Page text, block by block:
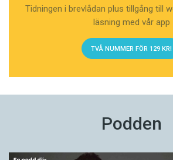
Tidningen i brevlådan plus tillgång till
läsning med vår app
TVÅ NUMMER FÖR 129 KR!
Podden